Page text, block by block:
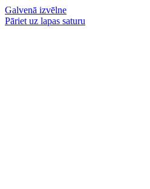
Galvenā izvēlne
Pāriet uz lapas saturu